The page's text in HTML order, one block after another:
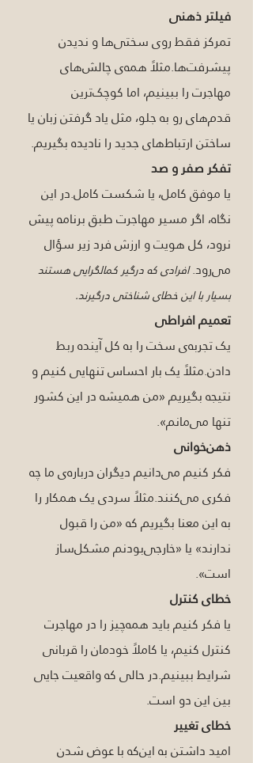
فیلتر ذهنی
تمرکز فقط روی سختی‌ها و ندیدن
پیشرفت‌ها.مثلاً همه‌ی چالش‌های
مهاجرت را ببینیم، اما کوچک‌ترین
قدم‌های رو به جلو، مثل یاد گرفتن زبان یا
ساختن ارتباط‌های جدید را نادیده بگیریم.
تفکر صفر و صد
یا موفق کامل، یا شکست کامل.در این
نگاه، اگر مسیر مهاجرت طبق برنامه پیش
نرود، کل هویت و ارزش فرد زیر سؤال
می‌رود.
افرادی که درگیر کمالگرایی هستند
بسیار با این خطای شناختی درگیرند.
تعمیم افراطی
یک تجربه‌ی سخت را به کل آینده ربط
دادن.مثلاً یک بار احساس تنهایی کنیم و
نتیجه بگیریم «من همیشه در این کشور
تنها می‌مانم».
ذهن‌خوانی
فکر کنیم می‌دانیم دیگران درباره‌ی ما چه
فکری می‌کنند.مثلاً سردی یک همکار را
به این معنا بگیریم که «من را قبول
ندارند» یا «خارجی‌بودنم مشکل‌ساز
است».
خطای کنترل
یا فکر کنیم باید همه‌چیز را در مهاجرت
کنترل کنیم، یا کاملاً خودمان را قربانی
شرایط ببینیم.در حالی که واقعیت جایی
بین این دو است.
خطای تغییر
امید داشتن به این‌که با عوض شدن